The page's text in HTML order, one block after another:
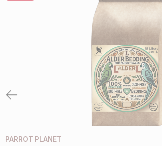
PARROT PLANET